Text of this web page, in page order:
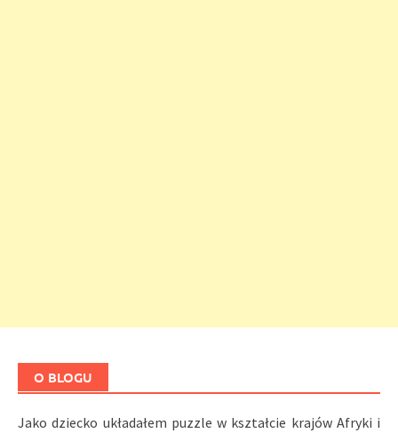
O BLOGU
Jako dziecko układałem puzzle w kształcie krajów Afryki i